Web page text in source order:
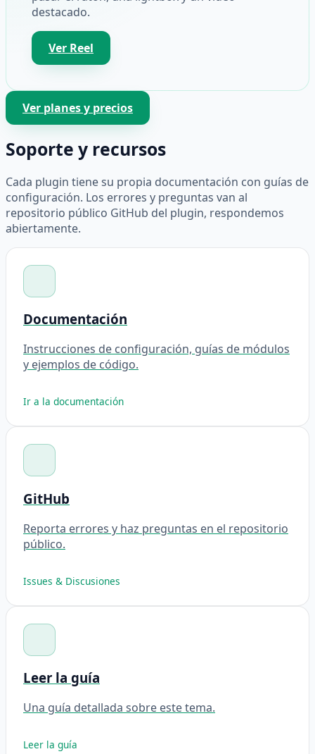
destacado.
Ver Reel
Ver planes y precios
Soporte y recursos
Cada plugin tiene su propia documentación con guías de
configuración. Los errores y preguntas van al
repositorio público GitHub del plugin, respondemos
abiertamente.
Documentación
Instrucciones de configuración, guías de módulos
y ejemplos de código.
Ir a la documentación
GitHub
Reporta errores y haz preguntas en el repositorio
público.
Issues & Discusiones
Leer la guía
Una guía detallada sobre este tema.
Leer la guía